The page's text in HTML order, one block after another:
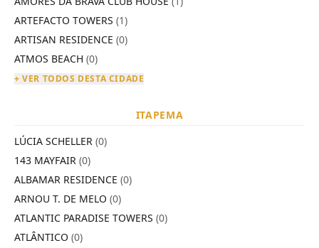
ARTEFACTO TOWERS (1)
ARTISAN RESIDENCE (0)
ATMOS BEACH (0)
+ VER TODOS DESTA CIDADE
ITAPEMA
LÚCIA SCHELLER (0)
143 MAYFAIR (0)
ALBAMAR RESIDENCE (0)
ARNOU T. DE MELO (0)
ATLANTIC PARADISE TOWERS (0)
ATLÂNTICO (0)